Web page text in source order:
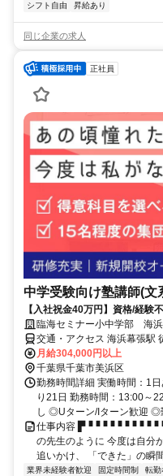
シフト自由 昇給あり
同じ企業の求人
正社員
中学受験向け塾講師(文
【入社祝金40万円】資格/経験
臨海セミナー小中学部 海
交通・アクセス 海浜幕張駅
月給304,000円以上
千葉県千葉市美浜区
勤務時間詳細 実働時間：1
り21日 勤務時間：13:00～
し ◎Uターン/Iターン歓迎 ◎
仕事内容
の先生のように 今度は自分
追いかけ、 「できた」の瞬
業界未経験者歓迎 固定時間制 転勤